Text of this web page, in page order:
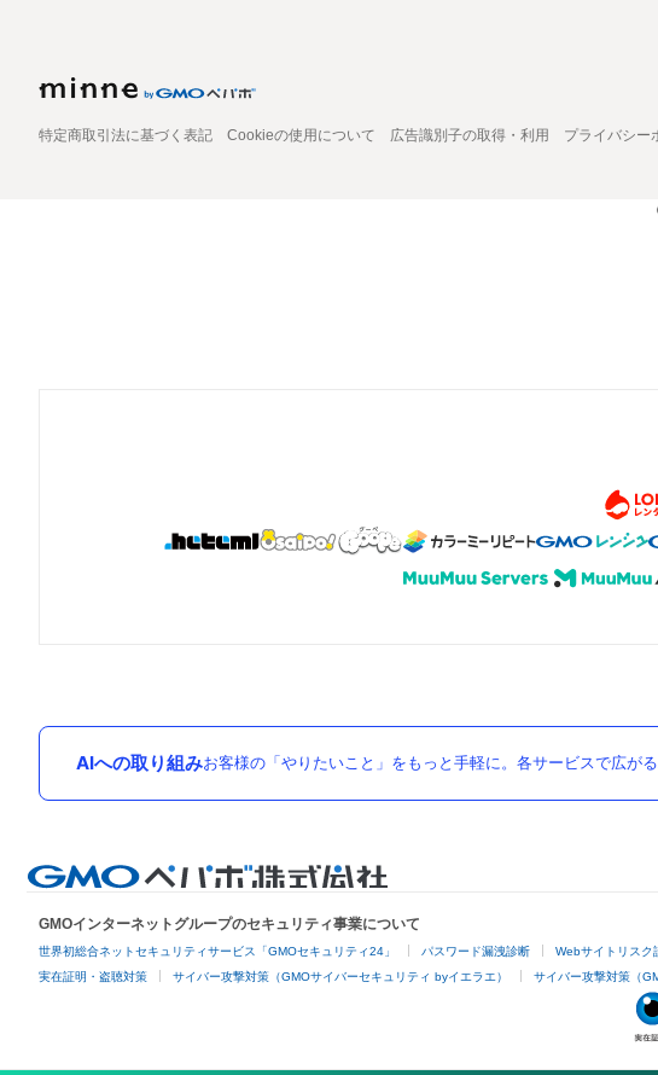
特定商取引法に基づく表記 Cookieの使用について 広告識別子の取得・利用 プライバシー
AIへの取り組みお客様の「やりたいこと」をもっと手軽に。各サービスで広が
GMOインターネットグループのセキュリティ事業について
世界初総合ネットセキュリティサービス「GMOセキュリティ24」 パスワード漏洩診断 Webサイトリスク
実在証明・盗聴対策 サイバー攻撃対策（GMOサイバーセキュリティ byイエラエ） サイバー攻撃対策（